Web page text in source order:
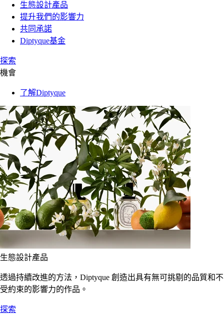
生態設計產品
提升我們的影響力
共同承諾
Diptyque基金
探索
機會
了解Diptyque
生態設計產品
透過持續改進的方法，Diptyque 創造出具有無可挑剔的品質和不
受約束的影響力的作品。
探索